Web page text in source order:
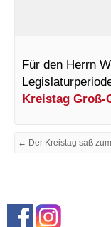
Für den Herrn
Kreistag Groß-
← Der Kreistag saß